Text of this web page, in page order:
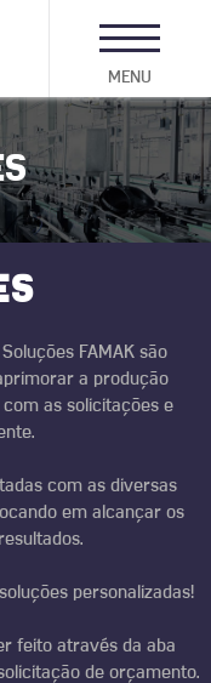
MENU
FAMAK são
a produção
as solicitações e
com as diversas
em alcançar os
personalizadas!
feito através da aba
de orçamento.